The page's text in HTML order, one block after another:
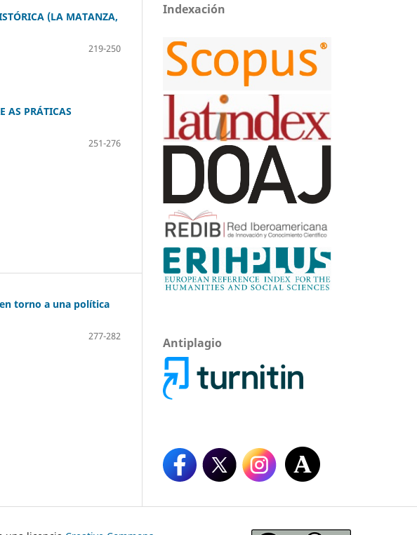
(LA MATANZA,
219-250
AS PRÁTICAS
251-276
torno a una política
277-282
Indexación
Antiplagio